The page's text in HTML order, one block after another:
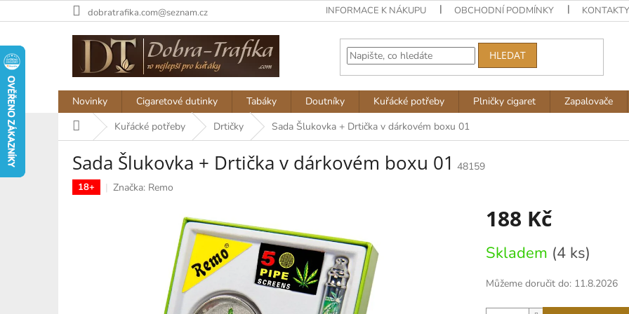
na
dobratrafika.com@seznam.cz INFORMACE K NÁKUPU OBCHODNÍ PODMÍNKY KONTAKTY
HLEDAT
Novinky Cigaretové dutinky Tabáky Doutníky Kuřácké potřeby Plničky cigaret Zapalovače
Domů Kuřácké potřeby Drtičky Sada Šlukovka + Drtička v dárkovém boxu 01
Sada Šlukovka + Drtička v dárkovém boxu 01 48159
18+ Značka: Remo
188 Kč
cena:
Skladem (4 ks)
Můžeme doručit do: 11.8.2026